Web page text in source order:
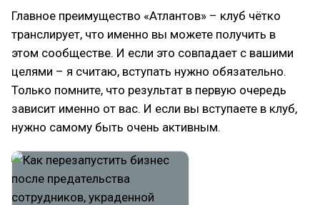
Главное преимущество «Атлантов» – клуб чётко
транслирует, что именно вы можете получить в
этом сообществе. И если это совпадает с вашими
целями – я считаю, вступать нужно обязательно.
Только помните, что результат в первую очередь
зависит именно от вас. И если вы вступаете в клуб,
нужно самому быть очень активным.